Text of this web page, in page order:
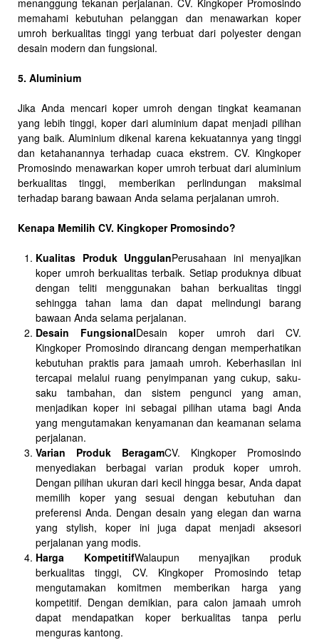
menanggung tekanan perjalanan. CV. Kingkoper Promosindo
memahami kebutuhan pelanggan dan menawarkan koper
umroh berkualitas tinggi yang terbuat dari polyester dengan
desain modern dan fungsional.
5. Aluminium
Jika Anda mencari koper umroh dengan tingkat keamanan
yang lebih tinggi, koper dari aluminium dapat menjadi pilihan
yang baik. Aluminium dikenal karena kekuatannya yang tinggi
dan ketahanannya terhadap cuaca ekstrem. CV. Kingkoper
Promosindo menawarkan koper umroh terbuat dari aluminium
berkualitas tinggi, memberikan perlindungan maksimal
terhadap barang bawaan Anda selama perjalanan umroh.
Kenapa Memilih CV. Kingkoper Promosindo?
Kualitas Produk UnggulanPerusahaan ini menyajikan
koper umroh berkualitas terbaik. Setiap produknya dibuat
dengan teliti menggunakan bahan berkualitas tinggi
sehingga tahan lama dan dapat melindungi barang
bawaan Anda selama perjalanan.
Desain FungsionalDesain koper umroh dari CV.
Kingkoper Promosindo dirancang dengan memperhatikan
kebutuhan praktis para jamaah umroh. Keberhasilan ini
tercapai melalui ruang penyimpanan yang cukup, saku-
saku tambahan, dan sistem pengunci yang aman,
menjadikan koper ini sebagai pilihan utama bagi Anda
yang mengutamakan kenyamanan dan keamanan selama
perjalanan.
Varian Produk BeragamCV. Kingkoper Promosindo
menyediakan berbagai varian produk koper umroh.
Dengan pilihan ukuran dari kecil hingga besar, Anda dapat
memilih koper yang sesuai dengan kebutuhan dan
preferensi Anda. Dengan desain yang elegan dan warna
yang stylish, koper ini juga dapat menjadi aksesori
perjalanan yang modis.
Harga KompetitifWalaupun menyajikan produk
berkualitas tinggi, CV. Kingkoper Promosindo tetap
mengutamakan komitmen memberikan harga yang
kompetitif. Dengan demikian, para calon jamaah umroh
dapat mendapatkan koper berkualitas tanpa perlu
menguras kantong.